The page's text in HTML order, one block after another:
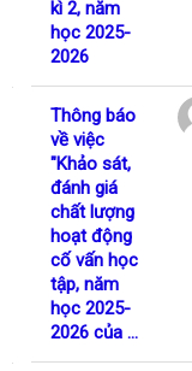
kì 2, năm
học 2025-
2026
Thông báo
về việc
"Khảo sát,
đánh giá
chất lượng
hoạt động
cố vấn học
tập, năm
học 2025-
2026 của ...